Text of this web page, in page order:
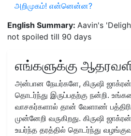
அறிமுகம்! என்னென்ன?
English Summary: Aavin's
not spoiled till 90 days
எங்களுக்கு
அன்பான நேயர்களே, கிருஷி
தொடர்ந்து இருப்பதற்கு நன்றி.
வாசகர்களால் தான் வேளாண்
முன்னேறி வருகிறது. கிருஷி
உயர்ந்த தரத்தில் தொடர்ந்து